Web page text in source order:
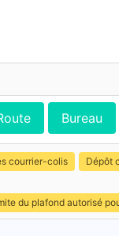
Bureau
courrier-colis
Dépôt
du plafond autorisé